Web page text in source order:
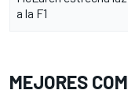
a la F1
MEJORES